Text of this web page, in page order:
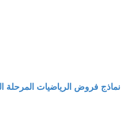
نماذج فروض الرياضيات المرحلة